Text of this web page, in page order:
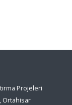
Projeleri
Ortahisar